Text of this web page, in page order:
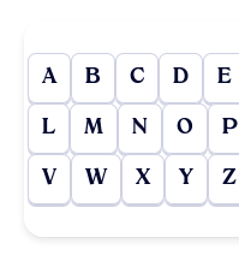
A B C D E
L M N O P
V W X Y Z